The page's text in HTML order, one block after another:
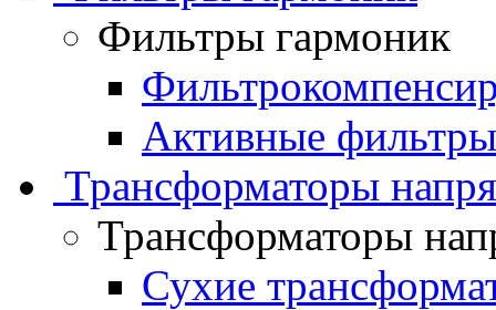
Фильтры гармоник
Активные
Трансформаторы
Трансформаторы
Сухие